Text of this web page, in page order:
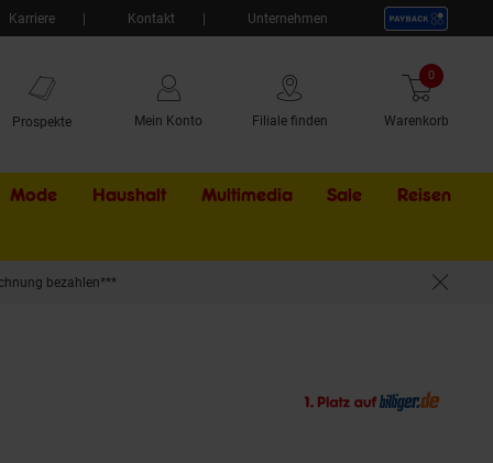
Karriere Kontakt Unternehmen
Prospekte Mein Konto Filiale finden Warenkorb
0 Artikel
Mode Haushalt Multimedia Sale Externer
Reisen
bezahlen***